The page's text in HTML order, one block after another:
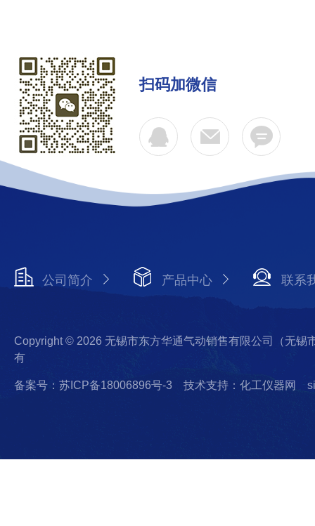
扫码加微信
公司简介 产品中心 联系
Copyright © 2026 无锡市东方华通气动销售有限公司（无锡
有
备案号：苏ICP备18006896号-3 技术支持：化工仪器网